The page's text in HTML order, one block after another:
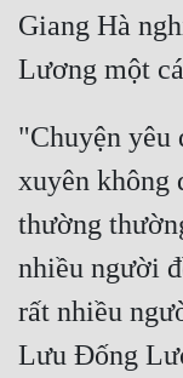
Đẹp
Tính Cách Nhân Vật :
Cơ Trí
Sát Phạt Quyết Đoán
Vô Sỉ
Điềm Đạm
Giang Hà
"Chuyện yêu
xuyên không
thường
nhiều người
rất nhiều